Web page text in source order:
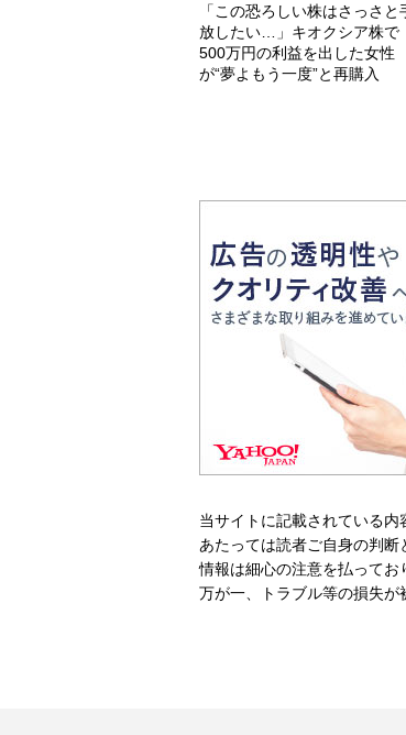
「この恐ろしい株はさっさと
放したい…」キオクシア株で
500万円の利益を出した女性
が“夢よもう一度”と再購入
当サイトに記載されている
あたっては読者ご自身の判
情報は細心の注意を払ってお
万が一、トラブル等の損失が